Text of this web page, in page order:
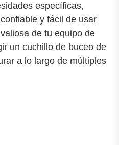
específicas,
y fácil de usar
de tu equipo de
un cuchillo de buceo de
a lo largo de múltiples